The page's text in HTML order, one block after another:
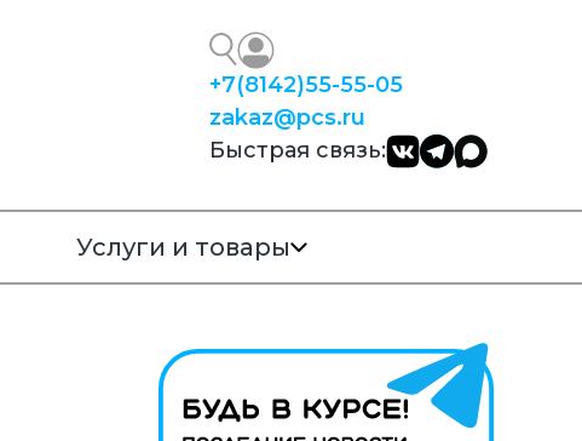
+7(8142)55-55-05
zakaz@pcs.ru
Быстрая связь:
Услуги и товары